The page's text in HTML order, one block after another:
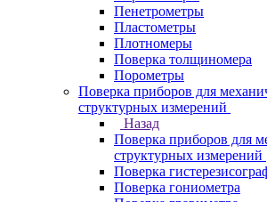
Пенетрометры
Пластометры
Плотномеры
Поверка толщиномера
Порометры
Поверка приборов для
структурных измерений
Назад
Поверка приборов для
структурных измерений
Поверка
Поверка гониометра